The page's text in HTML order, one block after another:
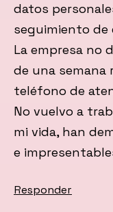
datos
seguimiento de
La empresa no
de una semana
teléfono de
No vuelvo a
mi vida, han
e
Responder